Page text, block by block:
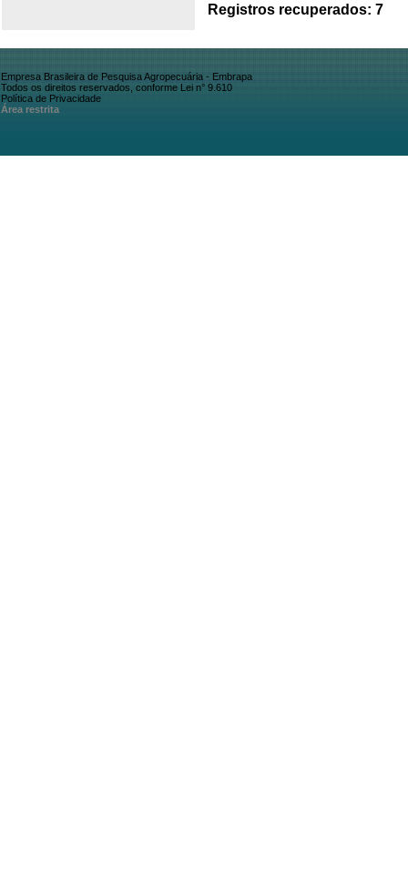
Registros recuperados: 7
Empresa Brasileira de Pesquisa Agropecuária - Embrapa
Todos os direitos reservados, conforme Lei n° 9.610
Política de Privacidade
Área restrita